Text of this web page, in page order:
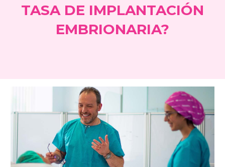
TASA DE IMPLANTACIÓN
EMBRIONARIA?